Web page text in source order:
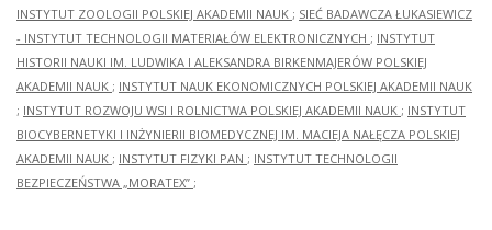
INSTYTUT ZOOLOGII POLSKIEJ AKADEMII NAUK ; SIEĆ BADAWCZA ŁUKASIEWICZ
- INSTYTUT TECHNOLOGII MATERIAŁÓW ELEKTRONICZNYCH ; INSTYTUT
HISTORII NAUKI IM. LUDWIKA I ALEKSANDRA BIRKENMAJERÓW POLSKIEJ
AKADEMII NAUK ; INSTYTUT NAUK EKONOMICZNYCH POLSKIEJ AKADEMII NAUK
; INSTYTUT ROZWOJU WSI I ROLNICTWA POLSKIEJ AKADEMII NAUK ; INSTYTUT
BIOCYBERNETYKI I INŻYNIERII BIOMEDYCZNEJ IM. MACIEJA NAŁĘCZA POLSKIEJ
AKADEMII NAUK ; INSTYTUT FIZYKI PAN ; INSTYTUT TECHNOLOGII
BEZPIECZEŃSTWA „MORATEX” ;